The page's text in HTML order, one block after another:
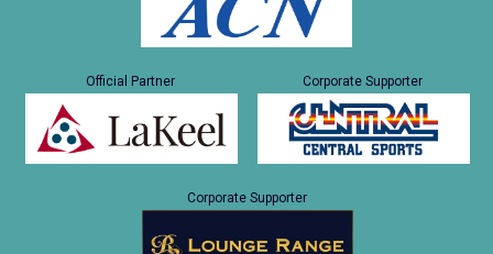
Official Partner Corporate Supporter
Corporate Supporter